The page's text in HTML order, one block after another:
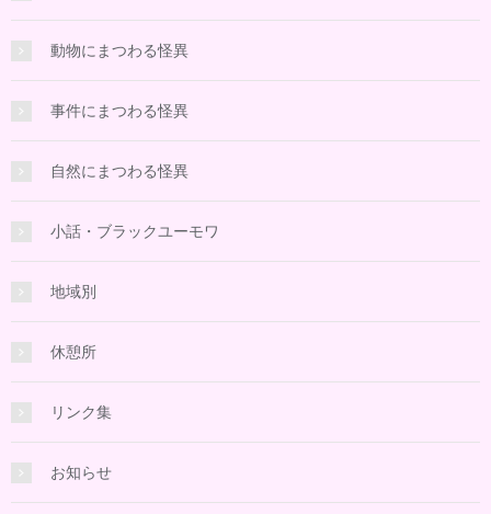
動物にまつわる怪異
事件にまつわる怪異
自然にまつわる怪異
小話・ブラックユーモワ
地域別
休憩所
リンク集
お知らせ